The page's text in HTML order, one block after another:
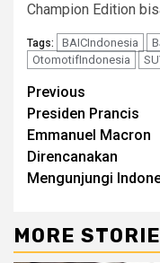
Champion Edition
Tags: BAICIndonesia
OtomotifIndonesia
Continue
Reading
Previous
Presiden Prancis
Emmanuel Macron
Direncanakan
Mengunjungi
MORE